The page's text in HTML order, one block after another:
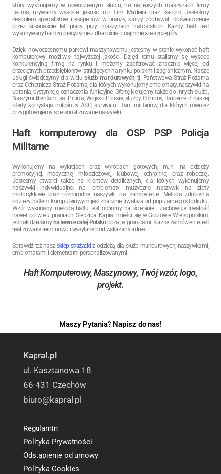
który wykonujemy w nowoczesnym studiu, na najlepszych maszynach firmy
Tajima, używamy wysokiej jakości nici firm Madeira oraz Isacord. Jesteśmy
zespołem specjalistów i ekspertów w branży, którzy zdobywali doświadczenie
przez kilkanaście lat pracy przy maszynach hafciarskich. Każdy haft jest
wykonywany bardzo precyzyjnie z dbałością o najmniejsze szczegóły.
Dzięki nowoczesnemu parkowi maszynowemu jesteśmy w stanie wykonać haft
komputerowy możliwie najwyższej jakości. Dzięki temu staliśmy się wysoce
konkurencyjną firmą na rynku i możemy zaoferować znacznie więcej od
przeciętnych przedsiębiorstw istniejących na rynku polskim i zagranicznym. Nasze
usługi świadczymy dla wielusłużb mundurowych, tj: Państwowa Straż Pożarna
oraz Ochotnicza Straż Pożarna, dla których wykonujemy emblematy, naszywki na
ubrania, dystynkcje, oznaczenia funkcyjne. Ofertę kierujemy także do innych służb.
Naszymi klientami są: Policja, Wojsko Polskie, służby Ochrony, Harcerze. Z naszej
oferty korzystają miłośnicy ASG, survivalu i fani militariów, dla których również
przygotowujemy spersonalizowane naszywki.
Haft komputerowy dla OSP PSP Policja
Militarne
Wykonujemy na wykrojach oraz wyrobach gotowych, m.in. na odzieży
promocyjnej, medycznej, młodzieżowej, klubowej, ochronnej oraz roboczej.
Jesteśmy otwarci także na klientów detalicznych, dla których wykonujemy
naszywki indywidualne, np. emblematy muzyczne, naszywki na zloty
motocyklowe oraz różnorodne naszywki na zamówienie. Metoda zdobienia
odzieży haftem komputerowym jest znacznie trwalsza od popularnego sitodruku.
Wzór wykonany metodą haftu jest odporny na ścieranie i zachowuje trwałość
nawet po wielu praniach.Siedziba Kapral mieści się w Gorzowie Wielkopolskim,
jednak działamyna terenie całej Polskii poza jej granicami. Każde zamówienie jest
realizowane terminowo i wysyłane pod wskazany adres.
Sprawdź też nasz sklep strażacki z odzieżą dla służb mundurowych, naszywkami,
emblematami i elementami personalizowanymi.
Haft Komputerowy, Maszynowy, Twój wzór, logo,
projekt.
Maszy Pytania? Napisz do nas!
Kapral.pl
ul. Kasztanowa 18
66-431 Czechów
biuro@kapral.pl
Regulamin
Polityka Prywatności
Odstąpienie od umowy
Polityka Cookies